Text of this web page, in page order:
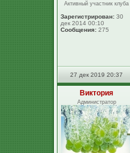
Активный участник клуба
Зарегистрирован: 30
дек 2014 00:10
Сообщения: 275
27 дек 2019 20:37
Виктория
Администратор